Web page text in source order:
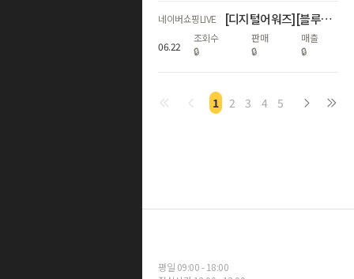
네이버쇼핑LIVE [디지털어워즈][블루밍] 🎉갤럭시 S26 시리즈 자급제폰 라이브🎉
06.22
조회수
🔒
판매
🔒
매출
🔒
1 2 3 4 5
평일 09:00 - 18:00